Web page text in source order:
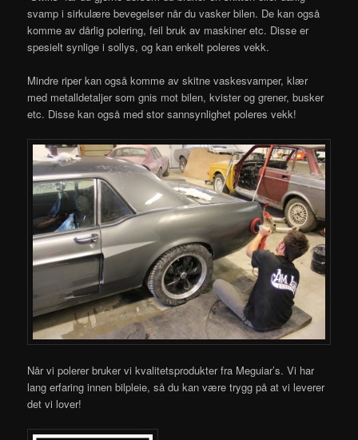
svamp i sirkulære bevegelser når du vasker bilen. De kan også
komme av dårlig polering, feil bruk av maskiner etc. Disse er
spesielt synlige i sollys, og kan enkelt poleres vekk.
Mindre riper kan også komme av skitne vaskesvamper, klær
med metalldetaljer som gnis mot bilen, kvister og grener, busker
etc. Disse kan også med stor sannsynlighet poleres vekk!
Når vi polerer bruker vi kvalitetsprodukter fra Meguiar’s. Vi har
lang erfaring innen bilpleie, så du kan være trygg på at vi leverer
det vi lover!